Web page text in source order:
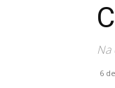
Na
6